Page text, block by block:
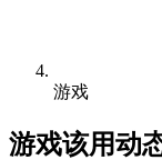
游戏
游戏该用动